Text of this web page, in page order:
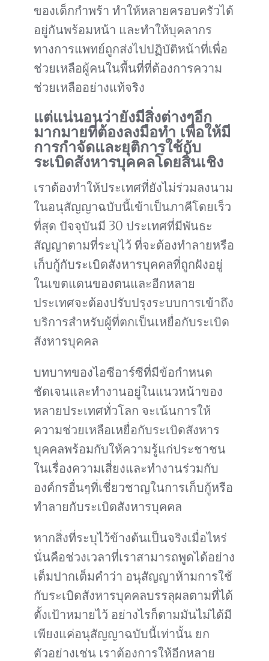
ของเด็กกำพร้า ทำให้หลายครอบครัวได้
อยู่กันพร้อมหน้า และทำให้บุคลากร
ทางการแพทย์ถูกส่งไปปฏิบัติหน้าที่เพื่อ
ช่วยเหลือผู้คนในพื้นที่ที่ต้องการความ
ช่วยเหลืออย่างแท้จริง
แต่แน่นอนว่ายังมีสิ่งต่างๆอีก
มากมายที่ต้องลงมือทำ เพื่อให้มี
การกำจัดและยุติการใช้กับ
ระเบิดสังหารบุคคลโดยสิ้นเชิง
เราต้องทำให้ประเทศที่ยังไม่ร่วมลงนาม
ในอนุสัญญาฉบับนี้เข้าเป็นภาคีโดยเร็ว
ที่สุด ปัจจุบันมี 30 ประเทศที่มีพันธะ
สัญญาตามที่ระบุไว้ ที่จะต้องทำลายหรือ
เก็บกู้กับระเบิดสังหารบุคคลที่ถูกฝังอยู่
ในเขตแดนของตนและอีกหลาย
ประเทศจะต้องปรับปรุงระบบการเข้าถึง
บริการสำหรับผู้ที่ตกเป็นเหยื่อกับระเบิด
สังหารบุคคล
บทบาทของไอซีอาร์ซีที่มีข้อกำหนด
ชัดเจนและทำงานอยู่ในแนวหน้าของ
หลายประเทศทั่วโลก จะเน้นการให้
ความช่วยเหลือเหยื่อกับระเบิดสังหาร
บุคคลพร้อมกับให้ความรู้แก่ประชาชน
ในเรื่องความเสี่ยงและทำงานร่วมกับ
องค์กรอื่นๆที่เชี่ยวชาญในการเก็บกู้หรือ
ทำลายกับระเบิดสังหารบุคคล
หากสิ่งที่ระบุไว้ข้างต้นเป็นจริงเมื่อไหร่
นั่นคือช่วงเวลาที่เราสามารถพูดได้อย่าง
เต็มปากเต็มคำว่า อนุสัญญาห้ามการใช้
กับระเบิดสังหารบุคคลบรรลุผลตามที่ได้
ตั้งเป้าหมายไว้ อย่างไรก็ตามมันไม่ได้มี
เพียงแค่อนุสัญญาฉบับนี้เท่านั้น ยก
ตัวอย่างเช่น เราต้องการให้อีกหลาย